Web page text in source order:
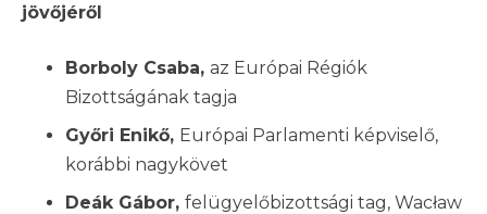
jövőjéről
Borboly Csaba, az Európai Régiók
Bizottságának tagja
Győri Enikő, Európai Parlamenti képviselő,
korábbi nagykövet
Deák Gábor, felügyelőbizottsági tag, Wacław